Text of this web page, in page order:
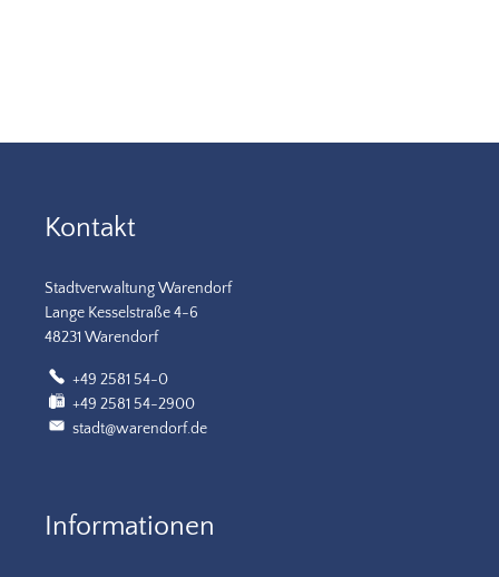
Kontakt
Stadtverwaltung Warendorf
Lange Kesselstraße 4-6
48231 Warendorf
+49 2581 54-0
+49 2581 54-2900
stadt@warendorf.de
Informationen